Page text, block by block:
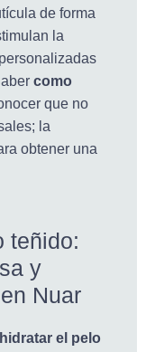
de forma
la
como
que no
la
obtener una
teñido:
y
Nuar
el pelo